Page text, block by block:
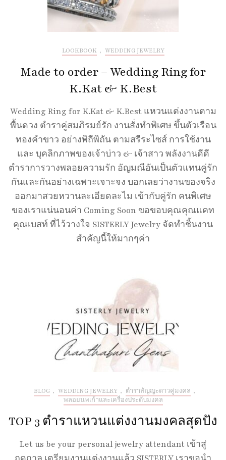
LOOKBOOK , WEDDING JEWELRY
Made to order – Wedding Ring for
K.Kat & K.Best
Wedding Ring for K.Kat & K.Best แหวนแต่งงานตาม
พื้นดวง ตำราคู่สมภิรมย์รัก งานสั่งทำพิเศษ ขึ้นตัวเรือน
ทองคำขาว อย่างพิถีพิถัน ตามสรีระไซส์ การใช้งาน
และ บุคลิกภาพของเจ้าบ่าว & เจ้าสาว พลังงานดีดี
ตำราการวางพลอยความรัก อัญมณีอันเป็นตัวแทนคู่รัก
กันและกันอย่างเฉพาะเจาะจง บอกเลยว่างานของจริง
ออกมาสวยหวานละเอียดละไม เข้ากับคู่รัก คนพิเศษ
ของเราแน่นอนค่า Coming Soon ขอขอบคุณคุณแคท
คุณเบสท์ ที่ไว้วางใจ SISTERLY Jewelry จัดทำชิ้นงาน
สำคัญนี้ให้มากๆค่า
BLOG , WEDDING JEWELRY , ตำราสัญญะดาวคู่มงคล ,
พลอยนพเก้าและเครื่องประดับมงคล
TOP 3 ตำราแหวนแต่งงานมงคลสุดปัง
Let us be your personal jewelry attendant เข้าสู่